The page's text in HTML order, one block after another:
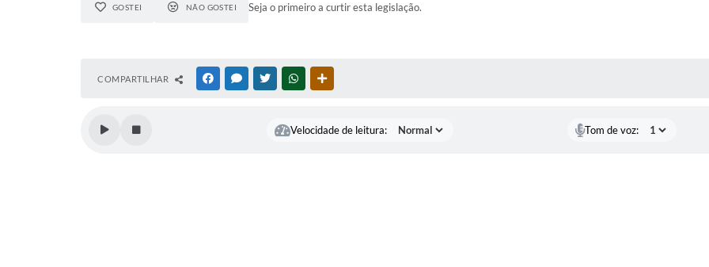
GOSTEI NÃO GOSTEI Seja o primeiro a curtir esta legislação.
COMPARTILHAR FACEBOOKMESSENGER
TWITTERWHATSAPP
Velocidade de leitura: Tom de voz: